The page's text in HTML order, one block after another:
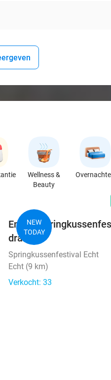
Wellness &
Beauty
NEW
TODAY
Entree
drankje
Springkussenfestival Echt
Echt (9 km)
Verkocht: 33